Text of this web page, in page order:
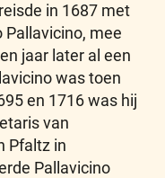
in 1687 met
Pallavicino, mee
jaar later al een
was toen
en 1716 was hij
van
Pfaltz in
Pallavicino